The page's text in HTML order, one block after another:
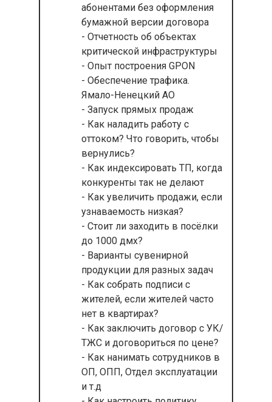
абонентами без оформления
бумажной версии договора
- Отчетность об объектах
критической инфраструктуры
- Опыт построения GPON
- Обеспечение трафика.
Ямало-Ненецкий АО
- Запуск прямых продаж
- Как наладить работу с
оттоком? Что говорить, чтобы
вернулись?
- Как индексировать ТП, когда
конкуренты так не делают
- Как увеличить продажи, если
узнаваемость низкая?
- Стоит ли заходить в посёлки
до 1000 дмх?
- Варианты сувенирной
продукции для разных задач
- Как собрать подписи с
жителей, если жителей часто
нет в квартирах?
- Как заключить договор с УК/
ТЖС и договориться по цене?
- Как нанимать сотрудников в
ОП, ОПП, Отдел эксплуатации
и т.д